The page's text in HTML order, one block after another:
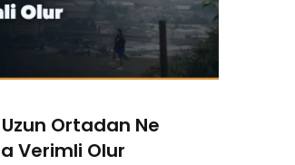
Ortadan Ne
Verimli Olur